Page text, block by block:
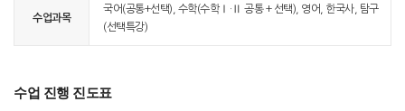
수업과목
국어(공통+선택), 수학(수학Ⅰ·Ⅱ 공통 + 선택), 영어, 한국사, 탐구
(선택특강)
수업 진행 진도표